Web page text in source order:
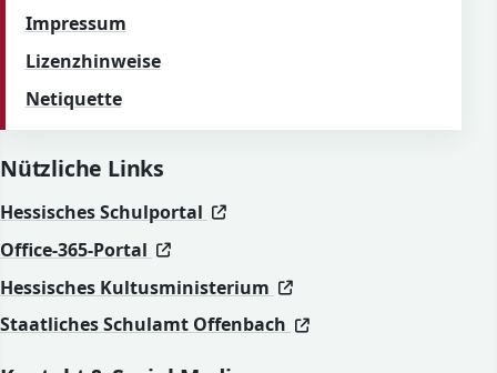
Impressum
Lizenzhinweise
Netiquette
Nützliche Links
Hessisches Schulportal (öffnet in neuem Fenster)
(öffnet in neuem Fenster)
Office-365-Portal
(öffnet in neuem Fenster)
(öffnet in neuem Fenster)
Hessisches Kultusministerium
(öffnet in neuem
(öffnet in neuem
Staatliches Schulamt Offenbach
(öffnet in neuem
(öffnet in neuem